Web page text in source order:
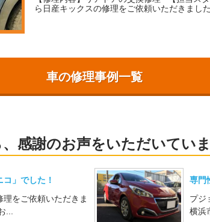
ら日産キックスの修理をご依頼いただきました
車の修理事例一覧
感謝のお声をいただいていま
」でした！
理をご依頼いただきま
...
専門
プジ
横浜